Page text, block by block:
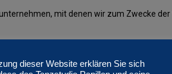
mit denen wir zum Zwecke
der Verarbeitung solcher Drittanbieter-
dieser Website erklären Sie sich